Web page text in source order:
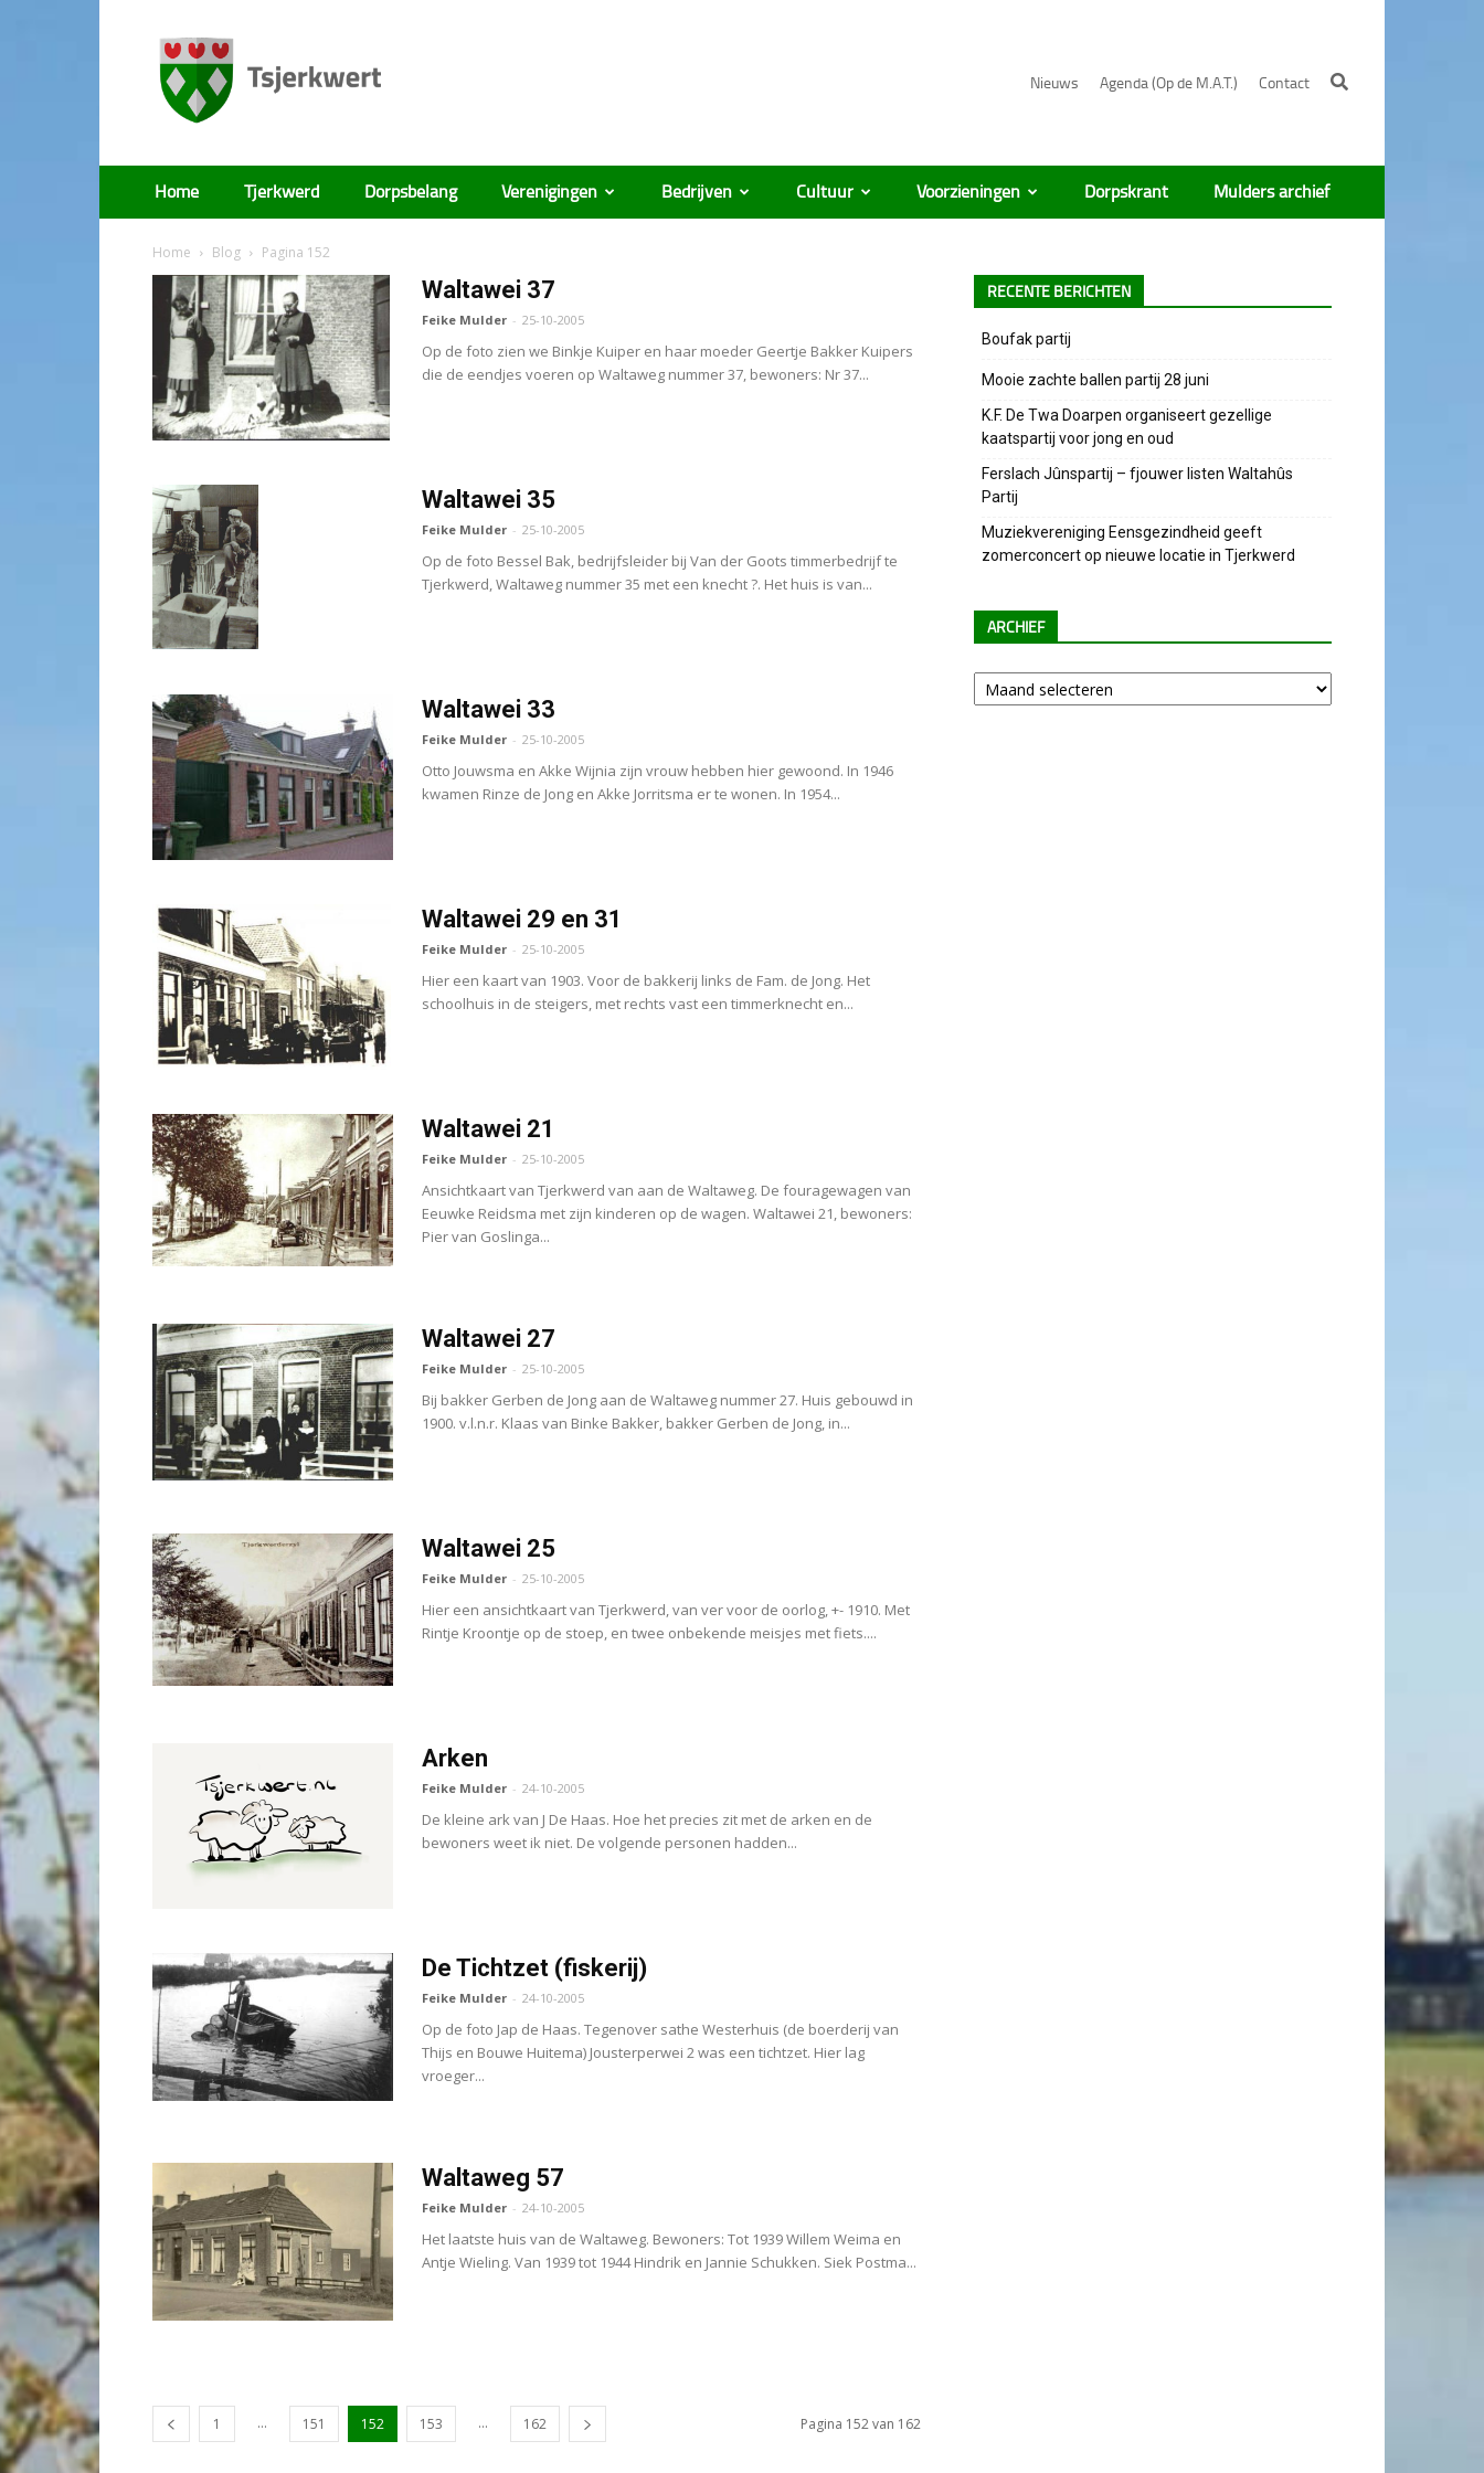
Nieuws Agenda (Op de M.A.T.) Contact
Tsjerkwert
Home Tjerkwerd Dorpsbelang Verenigingen Bedrijven Cultuur Voorzieningen Dorpskrant Mulders archief
Home Blog Pagina 152
Waltawei 37
Feike Mulder - 25-10-2005
Op de foto zien we Binkje Kuiper en haar moeder Geertje Bakker Kuipers
die de eendjes voeren op Waltaweg nummer 37, bewoners: Nr 37...
Waltawei 35
Feike Mulder - 25-10-2005
Op de foto Bessel Bak, bedrijfsleider bij Van der Goots timmerbedrijf te
Tjerkwerd, Waltaweg nummer 35 met een knecht ?. Het huis is van...
Waltawei 33
Feike Mulder - 25-10-2005
Otto Jouwsma en Akke Wijnia zijn vrouw hebben hier gewoond. In 1946
kwamen Rinze de Jong en Akke Jorritsma er te wonen. In 1954...
Waltawei 29 en 31
Feike Mulder - 25-10-2005
Hier een kaart van 1903. Voor de bakkerij links de Fam. de Jong. Het
schoolhuis in de steigers, met rechts vast een timmerknecht en...
Waltawei 21
Feike Mulder - 25-10-2005
Ansichtkaart van Tjerkwerd van aan de Waltaweg. De fouragewagen van
Eeuwke Reidsma met zijn kinderen op de wagen. Waltawei 21, bewoners:
Pier van Goslinga...
Waltawei 27
Feike Mulder - 25-10-2005
Bij bakker Gerben de Jong aan de Waltaweg nummer 27. Huis gebouwd in
1900. v.l.n.r. Klaas van Binke Bakker, bakker Gerben de Jong, in...
Waltawei 25
Feike Mulder - 25-10-2005
Hier een ansichtkaart van Tjerkwerd, van ver voor de oorlog, +- 1910. Met
Rintje Kroontje op de stoep, en twee onbekende meisjes met fiets....
Arken
Feike Mulder - 24-10-2005
De kleine ark van J De Haas. Hoe het precies zit met de arken en de
bewoners weet ik niet. De volgende personen hadden...
De Tichtzet (fiskerij)
Feike Mulder - 24-10-2005
Op de foto Jap de Haas. Tegenover sathe Westerhuis (de boerderij van
Thijs en Bouwe Huitema) Jousterperwei 2 was een tichtzet. Hier lag
vroeger...
Waltaweg 57
Feike Mulder - 24-10-2005
Het laatste huis van de Waltaweg. Bewoners: Tot 1939 Willem Weima en
Antje Wieling. Van 1939 tot 1944 Hindrik en Jannie Schukken. Siek Postma...
1 ... 151 152 153 ... 162 Pagina 152 van 162
RECENTE BERICHTEN
Boufak partij
Mooie zachte ballen partij 28 juni
K.F. De Twa Doarpen organiseert gezellige
kaatspartij voor jong en oud
Ferslach Jûnspartij – fjouwer listen Waltahûs
Partij
Muziekvereniging Eensgezindheid geeft
zomerconcert op nieuwe locatie in Tjerkwerd
ARCHIEF
Archief